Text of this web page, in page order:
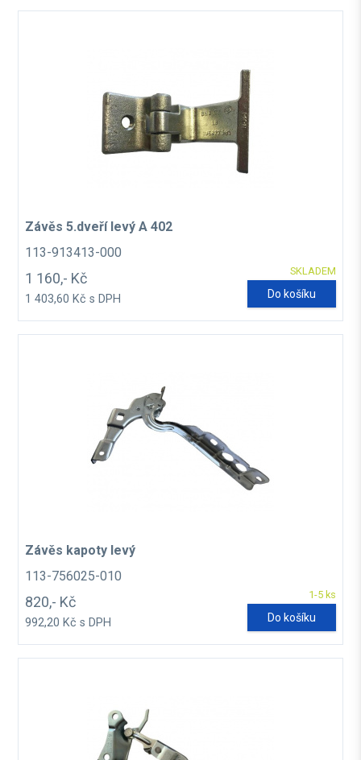
Závěs 5.dveří levý A 402
113-913413-000
SKLADEM
1 160,- Kč
1 403,60 Kč s DPH Do košíku
Závěs kapoty levý
113-756025-010
1-5 ks
820,- Kč
992,20 Kč s DPH Do košíku